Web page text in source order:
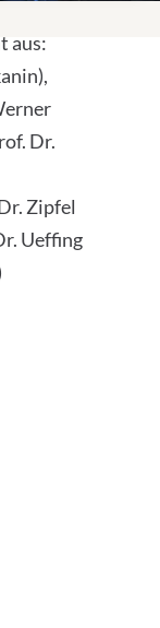
aus:
Dr.
Zipfel
Ueffing